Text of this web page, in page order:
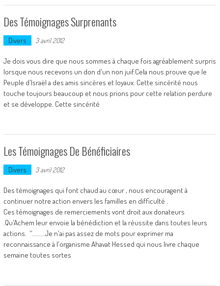
Des Témoignages Surprenants
Divers 3 avril 2012
Je dois vous dire que nous sommes à chaque fois agréablement surpris
lorsque nous recevons un don d'un non juif.Cela nous prouve que le
Peuple d'Israël a des amis sincères et loyaux. Cette sincérité nous
touche toujours beaucoup et nous prions pour cette relation perdure
et se développe. Cette sincérité
Les Témoignages De Bénéficiaires
Divers 3 avril 2012
Des témoignages qui font chaud au cœur , nous encouragent à
continuer notre action envers les familles en difficulté .
Ces témoignages de remerciements vont droit aux donateurs
.Qu'Achem leur envoie la bénédiction et la réussite dans toutes leurs
actions. ''.........Je n'ai pas assez de mots pour exprimer ma
reconnaissance à l'organisme Ahavat Hessed qui nous livre chaque
semaine toutes sortes